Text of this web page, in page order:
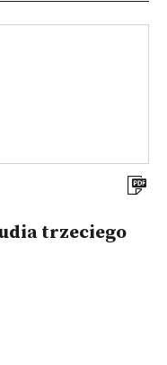
trzeciego